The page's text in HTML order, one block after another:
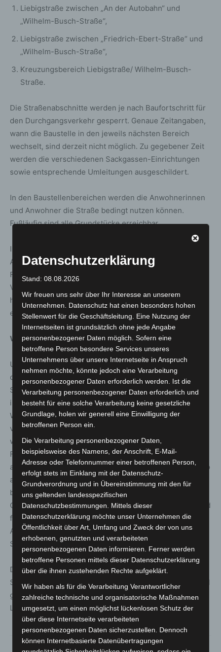
Liebigstraße zwischen „An der Autobahn“ und
„Wilhelm-Busch-Straße“,
Liebigstraße zwischen „Friedrich-Ebert-Straße“ und
„Wilhelm-Busch-Straße“,
Kreuzungsbereich Liebigstraße/ Wilhelm-Busch-
Straße.
Die Straßenabschnitte werden je nach Baufortschritt für
den Durchgangsverkehr gesperrt. Genaue Zeitangaben,
wann die Baustelle in den jeweils nächsten Bereich
wechselt, sind derzeit nicht möglich. Zu gegebener Zeit
werden die verschiedenen Sackgassen-Einrichtungen
sowie entsprechende Umleitungen ausgeschildert.
In den Baustellenbereichen werden die Anwohnerinnen
und Anwohner die Straße bedingt nutzen können.
Fußläufig sind alle Grundstücke erreichbar.
In der Liebigstraße weisen zwischen der Straße „An der
Autobahn“ und Friedrich-Ebert-Straße derzeit sowohl
Fahrbahn als auch Gehwege deutliche
Verschleißerscheinungen auf. An mehreren Stellen
haben sich Risse gebildet. Der Straßenaufbau ist in
einem schlechten Zustand.
Wissenswert:
Um einhergehend mit der Baumaßnahme die Aufteilung
des Straßenraumes zu verbessern, hat die Stadt die
Sanierung der Liebigstraße zu einem zentralen Baustein
im Sanierungsprogramm „Sozialer Zusammenhalt –
Wiesenau“ gemacht. Die bisherige Nutzungstrennung
von ausgewiesenem Gehweg und separater Fahrbahn
wird im nördlichen Bereich der Liebigstraße zwischen
Friedrich-Ebert-Straße und „An der Autobahn“
aufgehoben und die Straße im sogenannten Mischprinzip
als Begegnungszone ausgebaut. Dies schafft eine
bessere Nutzbarkeit aller Verkehrsteilnehmer, senkt die
Geschwindigkeit, baut Barrieren durch Bordsteine ab und
führt zu einer städtebaulichen Verbesserung. Der
Ausbau gestaltet sich ähnlich dem der Friedrich-Ebert-
Straße.
Das Vorhaben wurde mit Beteiligung des
Sanierungsbeirates Wiesenau und Menschen im Stadtteil
geplant. In seine Umsetzung investiert die Stadt
Langenhagen etwa 1,5 Millionen Euro.
Datenschutzerklärung
Stand: 08.08.2026
Wir freuen uns sehr über Ihr Interesse an unserem
Unternehmen. Datenschutz hat einen besonders hohen
Stellenwert für die Geschäftsleitung. Eine Nutzung der
Internetseiten ist grundsätzlich ohne jede Angabe
personenbezogener Daten möglich. Sofern eine
betroffene Person besondere Services unseres
Unternehmens über unsere Internetseite in Anspruch
nehmen möchte, könnte jedoch eine Verarbeitung
personenbezogener Daten erforderlich werden. Ist die
Verarbeitung personenbezogener Daten erforderlich und
besteht für eine solche Verarbeitung keine gesetzliche
Grundlage, holen wir generell eine Einwilligung der
betroffenen Person ein.
Die Verarbeitung personenbezogener Daten,
beispielsweise des Namens, der Anschrift, E-Mail-
Adresse oder Telefonnummer einer betroffenen Person,
erfolgt stets im Einklang mit der Datenschutz-
Grundverordnung und in Übereinstimmung mit den für
uns geltenden landesspezifischen
Datenschutzbestimmungen. Mittels dieser
Datenschutzerklärung möchte unser Unternehmen die
Öffentlichkeit über Art, Umfang und Zweck der von uns
erhobenen, genutzten und verarbeiteten
personenbezogenen Daten informieren. Ferner werden
betroffene Personen mittels dieser Datenschutzerklärung
über die ihnen zustehenden Rechte aufgeklärt.
Wir haben als für die Verarbeitung Verantwortlicher
zahlreiche technische und organisatorische Maßnahmen
umgesetzt, um einen möglichst lückenlosen Schutz der
über diese Internetseite verarbeiteten
personenbezogenen Daten sicherzustellen. Dennoch
können Internetbasierte Datenübertragungen